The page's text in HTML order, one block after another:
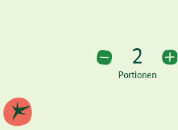
2 Portionen
2
Portionen